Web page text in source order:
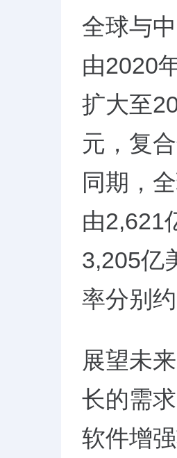
全球与
由2020
扩大至
元，复
同期，
由2,621
3,205亿
率分别
展望未
长的需
软件增